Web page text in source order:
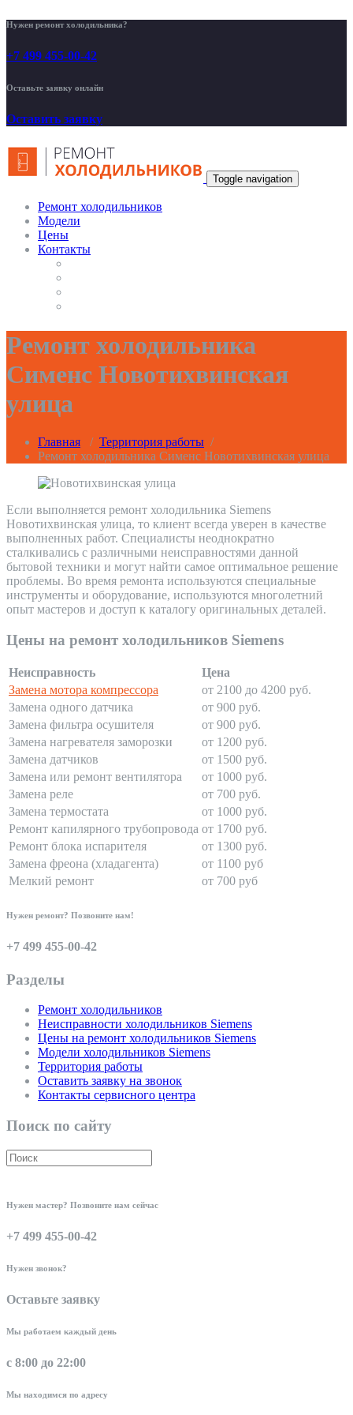
Нужен ремонт холодильника?
+7 499 455-00-42
Оставьте заявку онлайн
Оставить заявку
Toggle navigation
Ремонт холодильников
Модели
Цены
Контакты
Ремонт холодильника
Сименс Новотихвинская
улица
Главная / Территория работы /
Ремонт холодильника Сименс Новотихвинская улица
Если выполняется ремонт холодильника Siemens
Новотихвинская улица, то клиент всегда уверен в качестве
выполненных работ. Специалисты неоднократно
сталкивались с различными неисправностями данной
бытовой техники и могут найти самое оптимальное решение
проблемы. Во время ремонта используются специальные
инструменты и оборудование, используются многолетний
опыт мастеров и доступ к каталогу оригинальных деталей.
Цены на ремонт холодильников Siemens
Неисправность
Цена
Замена мотора компрессора
от 2100 до 4200 руб.
Замена одного датчика
от 900 руб.
Замена фильтра осушителя
от 900 руб.
Замена нагревателя заморозки
от 1200 руб.
Замена датчиков
от 1500 руб.
Замена или ремонт вентилятора
от 1000 руб.
Замена реле
от 700 руб.
Замена термостата
от 1000 руб.
Ремонт капилярного трубопровода от 1700 руб.
Ремонт блока испарителя
от 1300 руб.
Замена фреона (хладагента)
от 1100 руб
Мелкий ремонт
от 700 руб
Нужен ремонт? Позвоните нам!
+7 499 455-00-42
Разделы
Ремонт холодильников
Неисправности холодильников Siemens
Цены на ремонт холодильников Siemens
Модели холодильников Siemens
Территория работы
Оставить заявку на звонок
Контакты сервисного центра
Поиск по сайту
Нужен мастер? Позвоните нам сейчас
+7 499 455-00-42
Нужен звонок?
Оставьте заявку
Мы работаем каждый день
с 8:00 до 22:00
Мы находимся по адресу